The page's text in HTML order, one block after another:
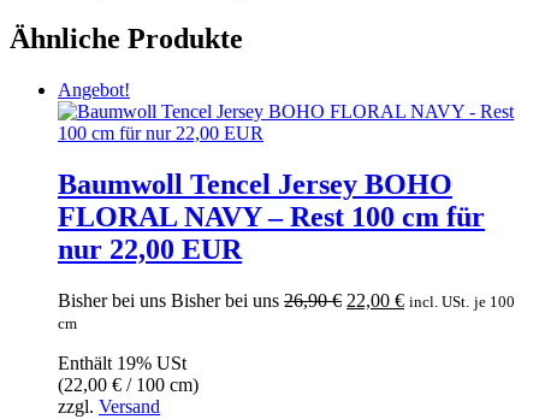
Ähnliche Produkte
Angebot!
Baumwoll Tencel Jersey BOHO
FLORAL NAVY – Rest 100 cm für
nur 22,00 EUR
Bisher bei uns Bisher bei uns 26,90€ Ursprünglicher
22,00 €Aktueller
incl. USt. je 100
cm
Enthält 19% USt
(22,00 € / 100 cm)
zzgl. Versand